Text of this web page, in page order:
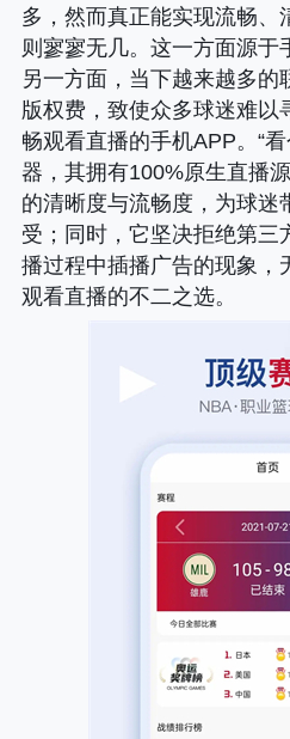
多，然而真正能实现流畅、
则寥寥无几。这一方面源于
另一方面，当下越来越多的
版权费，致使众多球迷难以
畅观看直播的手机APP。“
器，其拥有100%原生直播
的清晰度与流畅度，为球迷
受；同时，它坚决拒绝第三
播过程中插播广告的现象，
观看直播的不二之选。